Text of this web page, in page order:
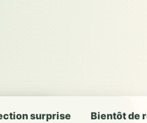
surprise Bientôt de
à 07:00